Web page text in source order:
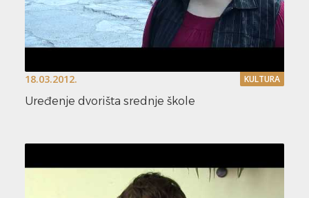
18.03.2012. KULTURA
Uređenje dvorišta srednje škole